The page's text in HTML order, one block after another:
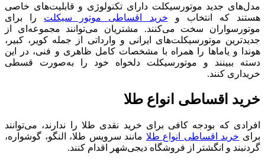
مدل‌های جدید موتورسیکلت دارای تکنولوژی و قابلیت‌های خاصی
هستند که انتخاب و
خرید اقساطی موتور سیکلت
را برای
موتورسواران سخت می‌کنند. مشتریان می‌توانند مجموعه‌ای از
جدیدترین موتورسیکلت‌های ایرانی و وارداتی از جمله کویر، کبیر،
هوندا و یاماها را همراه با مشخصات کامل ظاهری و فنی، در این
دسته ببینند و موتورسیکلت دلخواه خود را به‌صورت قسطی
خریداری کنند.
خرید اقساطی انواع طلا
افرادی که بودجه کافی برای خرید نقدی طلا را ندارند، می‌توانند
برای خرید اقساطی انواع طلا مانند سرویس طلا، النگو، گوشواره،
گردنبند و انگشتر از فروشگاه دیجی‌شهر اقدام کنند.